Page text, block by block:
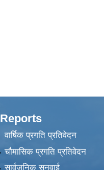
Reports
वार्षिक प्रगति प्रतिवेदन
चौमासिक प्रगति प्रतिवेदन
सार्वजनिक सुनुवाई